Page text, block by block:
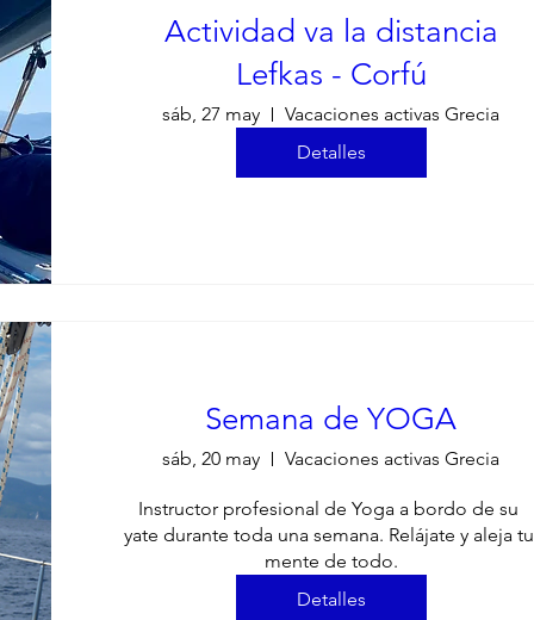
Actividad va la distancia
Lefkas - Corfú
sáb, 27 may
Vacaciones activas Grecia
Detalles
Semana de YOGA
sáb, 20 may Vacaciones activas Grecia
Instructor profesional de Yoga a bordo de su
yate durante toda una semana. Relájate y aleja tu
mente de todo.
Detalles